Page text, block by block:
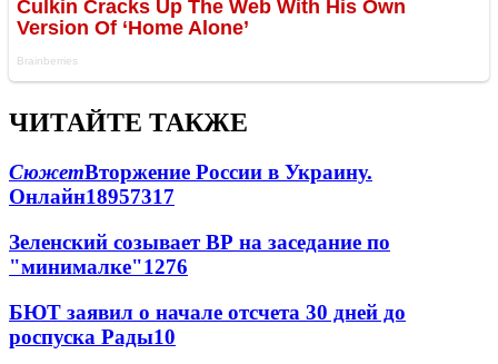
ЧИТАЙТЕ ТАКЖЕ
СюжетВторжение России в Украину.
Онлайн18957317
Зеленский созывает ВР на заседание по
"минималке"1276
БЮТ заявил о начале отсчета 30 дней до
роспуска Рады10